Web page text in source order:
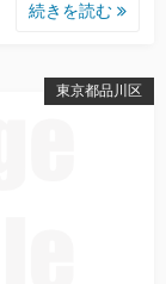
続きを読む
東京都品川区